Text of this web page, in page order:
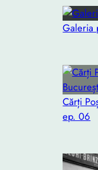
Galeria
Cărți
ep. 06